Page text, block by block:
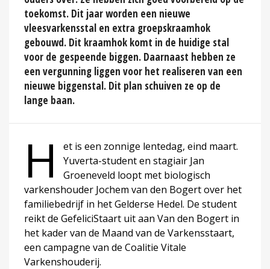
toekomst. Dit jaar worden een nieuwe
vleesvarkensstal en extra groepskraamhok
gebouwd. Dit kraamhok komt in de huidige stal
voor de gespeende biggen. Daarnaast hebben ze
een vergunning liggen voor het realiseren van een
nieuwe biggenstal. Dit plan schuiven ze op de
lange baan.
H
et is een zonnige lentedag, eind maart.
Yuverta-student en stagiair Jan
Groeneveld loopt met biologisch
varkenshouder Jochem van den Bogert over het
familiebedrijf in het Gelderse Hedel. De student
reikt de GefeliciStaart uit aan Van den Bogert in
het kader van de Maand van de Varkensstaart,
een campagne van de Coalitie Vitale
Varkenshouderij.